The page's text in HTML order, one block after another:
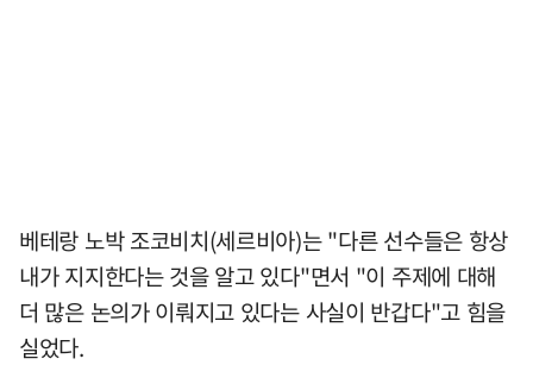
베테랑 노박 조코비치(세르비아)는 "다른 선수들은 항상
내가 지지한다는 것을 알고 있다"면서 "이 주제에 대해
더 많은 논의가 이뤄지고 있다는 사실이 반갑다"고 힘을
실었다.